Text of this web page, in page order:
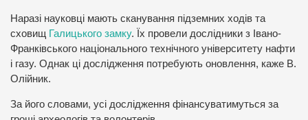
Наразі науковці мають сканування підземних ходів та
сховищ Галицького замку. Їх провели дослідники з Івано-
Франківського національного технічного університету нафти
і газу. Однак ці дослідження потребують оновлення, каже В.
Олійник.
За його словами, усі дослідження фінансуватимуться за